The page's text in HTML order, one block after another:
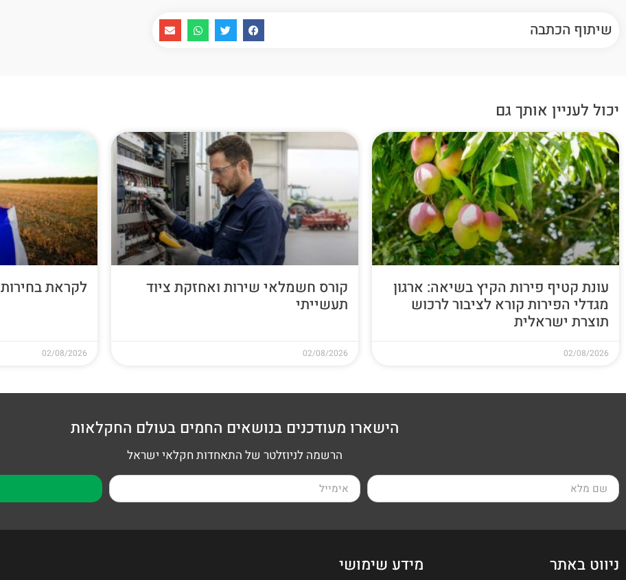
שיתוף הכתבה
יכול לעניין אותך גם
עונת קטיף פירות הקיץ בשיאה: ארגון
מגדלי הפירות קורא לציבור לרכוש
תוצרת ישראלית
02/08/2026
קורס חשמלאי שירות ואחזקת ציוד
תעשייתי
02/08/2026
לקראת בחירות 2026
02/08/2026
הישארו מעודכנים בנושאים החמים בעולם החקלאות
הרשמה לניוזלטר של התאחדות חקלאי ישראל
ניווט באתר מידע שימושי